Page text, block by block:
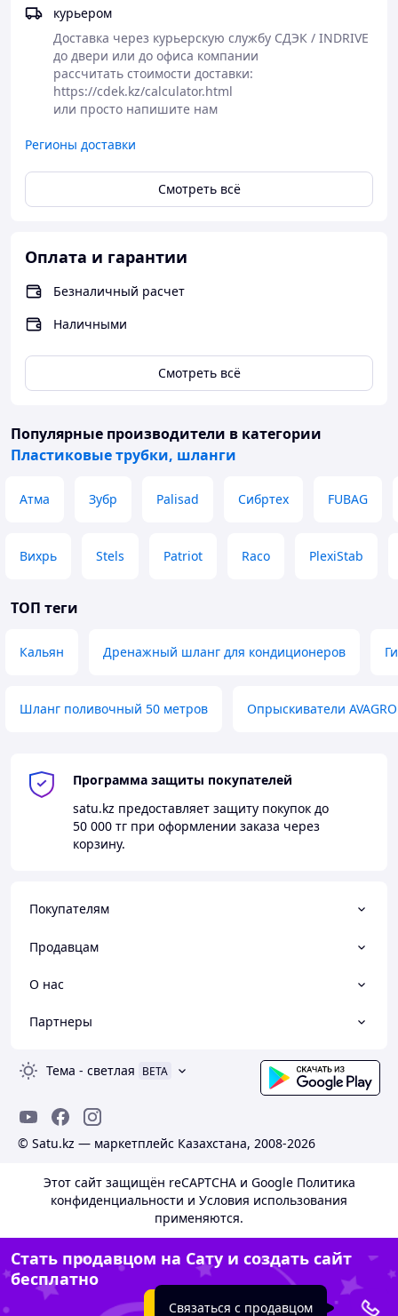
курьером
Доставка через курьерскую службу СДЭК / INDRIVE
до двери или до офиса компании
рассчитать стоимости доставки:
https://cdek.kz/calculator.html
или просто напишите нам
Регионы доставки
Смотреть всё
Оплата и гарантии
Безналичный расчет
Наличными
Смотреть всё
Популярные производители в категории
Пластиковые трубки, шланги
Атма Зубр Palisad Сибртех FUBAG
Вихрь Stels Patriot Raco PlexiStab
ТОП теги
Кальян Дренажный шланг для кондиционеров
Шланг поливочный 50 метров Опрыскиватели AVAGRO
Программа защиты покупателей
satu.kz предоставляет защиту покупок до
50 000 тг при оформлении заказа через
корзину.
Покупателям
Продавцам
О нас
Партнеры
Тема - светлая BETA
© Satu.kz — маркетплейс Казахстана, 2008-2026
Этот сайт защищён reCAPTCHA и Google Политика
конфиденциальности и Условия использования
применяются.
Стать продавцом на Сату и создать сайт
бесплатно
Создать сайт
Связаться с продавцом